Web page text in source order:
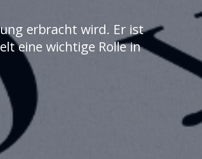
erbracht wird. Er ist
eine wichtige Rolle in